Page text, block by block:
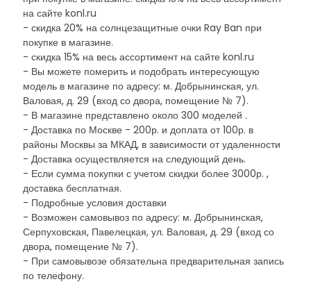
на сайте konl.ru
- скидка 20% на солнцезащитные очки Ray Ban при
покупке в магазине.
- скидка 15% на весь ассортимент на сайте konl.ru
- Вы можете померить и подобрать интересующую
модель в магазине по адресу: м. Добрынинская, ул.
Валовая, д. 29 (вход со двора, помещение № 7).
- В магазине представлено около 300 моделей .
- Доставка по Москве - 200р. и доплата от 100р. в
районы Москвы за МКАД, в зависимости от удаленности
- Доставка осуществляется на следующий день.
- Если сумма покупки с учетом скидки более 3000р. ,
доставка бесплатная.
- Подробные условия доставки
- Возможен самовывоз по адресу: м. Добрынинская,
Серпуховская, Павелецкая, ул. Валовая, д. 29 (вход со
двора, помещение № 7).
- При самовывозе обязательна предварительная запись
по телефону.